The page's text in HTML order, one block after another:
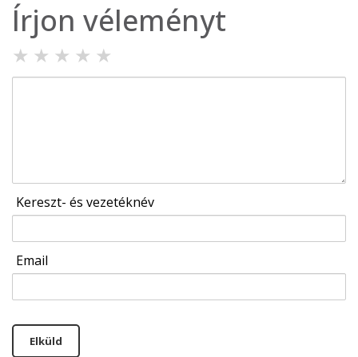
Írjon véleményt
★ ★ ★ ★ ★
Kereszt- és vezetéknév
Email
Elküld